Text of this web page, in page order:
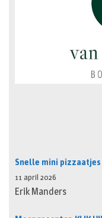
Snelle mini
11 april 2026
Erik Manders